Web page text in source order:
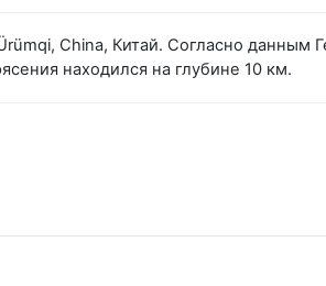
China, Китай. Согласно
находился на глубине 10 км.